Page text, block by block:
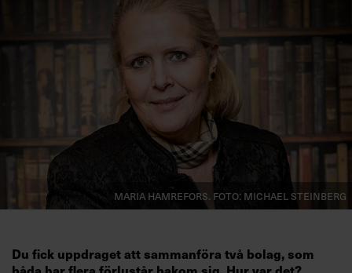
Prenumerera
Villkor och policy för
Maria Hamrefors. Foto: Michael Steinberg
Du fick uppdraget att sammanföra två bolag, som